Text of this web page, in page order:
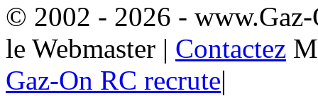
© 2002 - 2026 -
le Webmaster | Contactez
Gaz-On RC recrute|